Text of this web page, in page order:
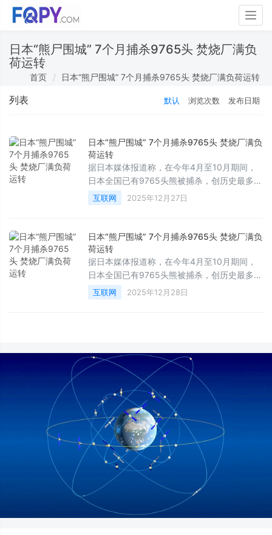
日本“熊尸围城” 7个月捕杀9765头 焚烧厂满负
荷运转
首页 日本“熊尸围城” 7个月捕杀9765头 焚烧厂满负荷运转
列表 默认 浏览次数 发布日期
日本“熊尸围城” 7个月捕杀9765头 焚烧厂满负
荷运转
据日本媒体报道称，在今年4月至10月期间，
日本全国已有9765头熊被捕杀，创历史最多记
录。报道称，日本环境省通过各地提交的报告
统计被捕杀的熊的数量，此前数量最多的是
个月内被捕杀的数量已超过一年的最多数据。
互联网 2025年12月27日
日本“熊尸围城” 7个月捕杀9765头 焚烧厂满负
荷运转
据日本媒体报道称，在今年4月至10月期间，
日本全国已有9765头熊被捕杀，创历史最多记
录。报道称，日本环境省通过各地提交的报告
统计被捕杀的熊的数量，此前数量最多的是
互联网 2025年12月28日